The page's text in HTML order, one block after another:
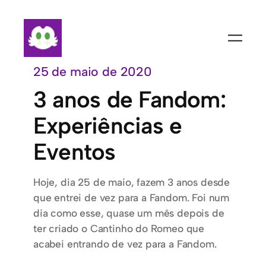
conteúdo
25 de maio de 2020
3 anos de Fandom:
Experiências e
Eventos
Hoje, dia 25 de maio, fazem 3 anos desde
que entrei de vez para a Fandom. Foi num
dia como esse, quase um mês depois de
ter criado o Cantinho do Romeo que
acabei entrando de vez para a Fandom.